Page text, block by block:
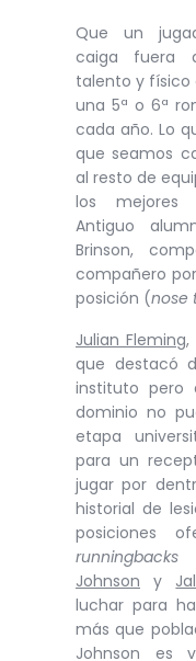
Que un
caiga
talento y físico
una 5ª o 6ª
cada año. Lo
que seamos
al resto de
los mejores
Antiguo
Brinson,
compañero
posición (nose
Julian Fleming,
que destacó
instituto pero
dominio no
etapa
para un
jugar por
historial de
posiciones
runningbacks
Johnson y
luchar para
más que
Johnson es